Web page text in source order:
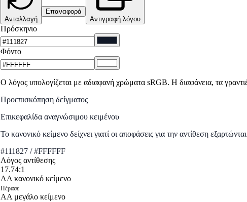
Ανταλλαγή
Επαναφορά
Αντιγραφή λόγου
Πρόσκηνιο
Φόντο
Ο λόγος υπολογίζεται με αδιαφανή χρώματα sRGB. Η διαφάνεια, τα
Προεπισκόπηση δείγματος
Επικεφαλίδα αναγνώσιμου κειμένου
Το κανονικό κείμενο δείχνει γιατί οι αποφάσεις για την αντίθεση
#111827 /#FFFFFF
Λόγος αντίθεσης
17.74:1
AA κανονικό κείμενο
Πέρασε
AA μεγάλο κείμενο